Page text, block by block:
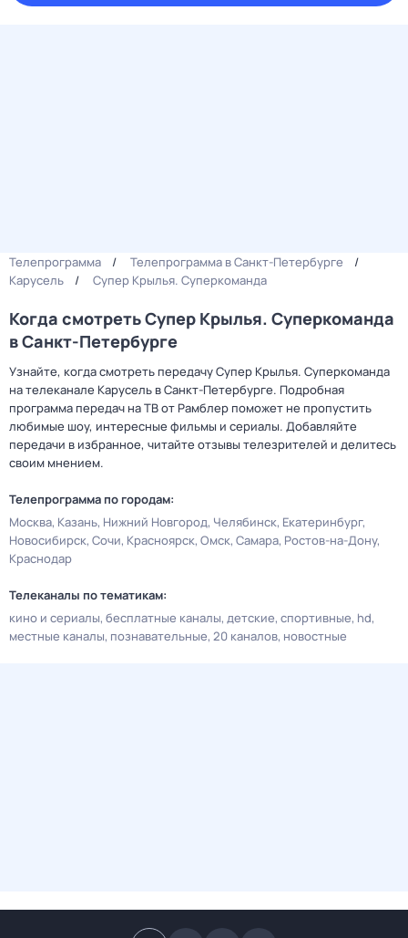
Телепрограмма
Телепрограмма в Санкт-Петербурге
Карусель
Супер Крылья. Суперкоманда
Когда смотреть Супер Крылья. Суперкоманда
в Санкт-Петербурге
Узнайте, когда смотреть передачу Супер Крылья. Суперкоманда
на телеканале Карусель в Санкт-Петербурге. Подробная
программа передач на ТВ от Рамблер поможет не пропустить
любимые шоу, интересные фильмы и сериалы. Добавляйте
передачи в избранное, читайте отзывы телезрителей и делитесь
своим мнением.
Телепрограмма по городам:
Москва Казань Нижний Новгород Челябинск Екатеринбург
Новосибирск Сочи Красноярск Омск Самара Ростов-на-Дону
Краснодар
Телеканалы по тематикам:
кино и сериалы бесплатные каналы детские спортивные hd
местные каналы познавательные 20 каналов новостные